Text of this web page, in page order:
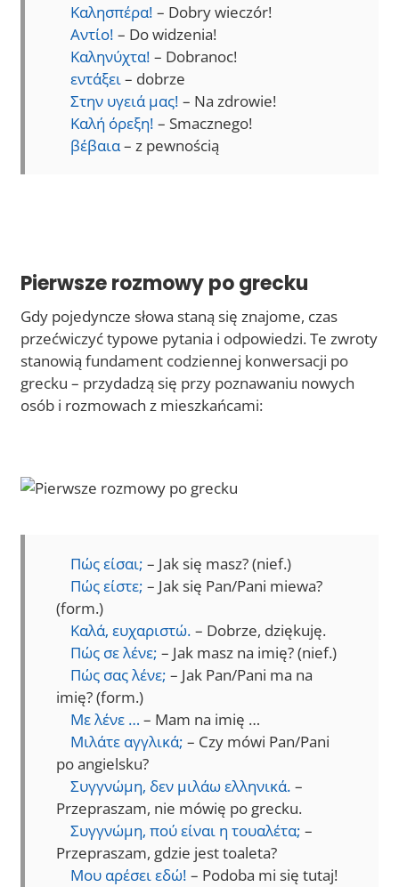
Καλησπέρα! – Dobry wieczór!
Αντίο! – Do widzenia!
Καληνύχτα! – Dobranoc!
εντάξει– dobrze
Στην υγειά μας! – Na zdrowie!
Καλή όρεξη! – Smacznego!
βέβαια– z pewnością
Pierwsze rozmowy po grecku
Gdy pojedyncze słowa staną się znajome, czas
przećwiczyć typowe pytania i odpowiedzi. Te zwroty
stanowią fundament codziennej konwersacji po
grecku – przydadzą się przy poznawaniu nowych
osób i rozmowach z mieszkańcami:
Πώς είσαι; – Jak się masz? (nief.)
Πώς είστε; – Jak się Pan/Pani miewa?
(form.)
Καλά, ευχαριστώ. – Dobrze, dziękuję.
Πώς σε λένε; – Jak masz na imię? (nief.)
Πώς σας λένε; – Jak Pan/Pani ma na
imię? (form.)
Με λένε … – Mam na imię …
Μιλάτε αγγλικά; – Czy mówi Pan/Pani
po angielsku?
Συγγνώμη, δεν μιλάω ελληνικά. –
Przepraszam, nie mówię po grecku.
Συγγνώμη, πού είναι η τουαλέτα; –
Przepraszam, gdzie jest toaleta?
Μου αρέσει εδώ! – Podoba mi się tutaj!